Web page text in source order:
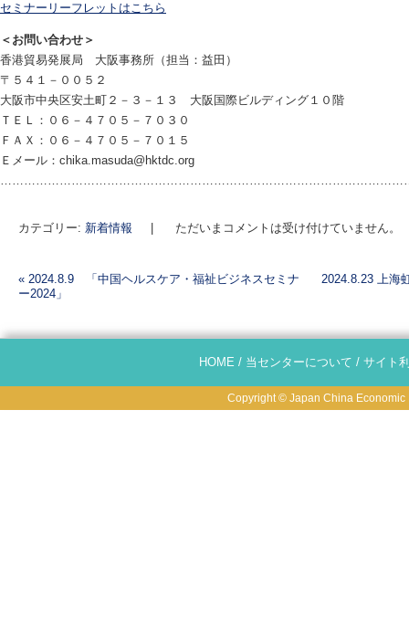
セミナーリーフレットはこちら
＜お問い合わせ＞
香港貿易発展局 大阪事務所（担当：益田）
〒５４１－００５２
大阪市中央区安土町２－３－１３ 大阪国際ビルディング１０階
ＴＥＬ：０６－４７０５－７０３０
ＦＡＸ：０６－４７０５－７０１５
Ｅメール：chika.masuda@hktdc.org
カテゴリー: 新着情報 ただいまコメントは受け付けていません。
投稿ナビゲーション
« 2024.8.9 「中国ヘルスケア・福祉ビジネスセミナ
ー2024」
2024.8.23 上海
HOME / 当センターについて / サイト
Copyright © Japan China